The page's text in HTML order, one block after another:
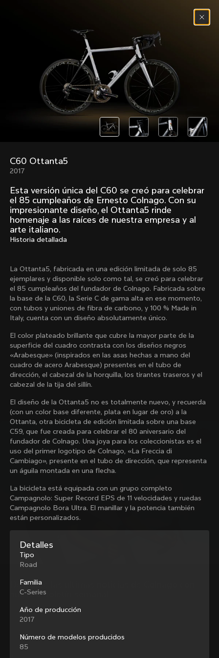
(0)
Past models that made history.
Overview over every bike produced by Colnago in
chronological order.
Freccia
1954
Mexico
1972
Mexico Oro
1979
Mexico TT
1980
Master
Master Krono
1984
Master Pista Equilateral
1985
10 de 71
Quiénes somos
Buscar una tienda
Colnago de ocasión y segunda mano
Ayuda
Contacto
Guía de tallas
Registro de bicicletas
Asistencia y garantía
B2B Client Portal
FAQ
Facebook
Instagram
LinkedIn
Descubre las últimas noticias de la familia
Colnago con nuestro boletín semanal
Condiciones generales
Política de privacidad
Whistleblowing
Privacy Whistleblowing
C60 Ottanta5
2017
Detalles
Tipo
Road
Familia
C-Series
Año de producción
2017
Número de modelos producidos
85
Esta versión única del C60 se creó para celebrar
el 85 cumpleaños de Ernesto Colnago. Con su
impresionante diseño, el Ottanta5 rinde
homenaje a las raíces de nuestra empresa y al
arte italiano.
Historia detallada
La Ottanta5, fabricada en una edición limitada de solo 85
ejemplares y disponible solo como tal, se creó para celebrar
el 85 cumpleaños del fundador de Colnago. Fabricada sobre
la base de la C60, la Serie C de gama alta en ese momento,
con tubos y uniones de fibra de carbono, y 100 % Made in
Italy, cuenta con un diseño absolutamente único.
El color plateado brillante que cubre la mayor parte de la
superficie del cuadro contrasta con los diseños negros
«Arabesque» (inspirados en las asas hechas a mano del
cuadro de acero Arabesque) presentes en el tubo de
dirección, el cabezal de la horquilla, los tirantes traseros y el
cabezal de la tija del sillín.
El diseño de la Ottanta5 no es totalmente nuevo, y recuerda
(con un color base diferente, plata en lugar de oro) a la
Ottanta, otra bicicleta de edición limitada sobre una base
C59, que fue creada para celebrar el 80 aniversario del
fundador de Colnago. Una joya para los coleccionistas es el
uso del primer logotipo de Colnago, «La Freccia di
Cambiago», presente en el tubo de dirección, que representa
un águila montada en una flecha.
La bicicleta está equipada con un grupo completo
Campagnolo: Super Record EPS de 11 velocidades y ruedas
Campagnolo Bora Ultra. El manillar y la potencia también
están personalizados.
Descubre las últimas noticias de Colnago con
nuestro boletín semanal